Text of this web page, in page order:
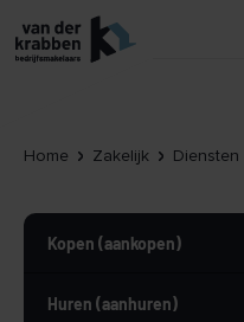
Home Zakelijk Diensten
Kopen (aankopen)
Huren (aanhuren)